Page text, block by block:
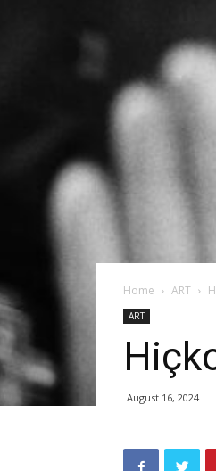
Home ART
ART
August 16, 2024